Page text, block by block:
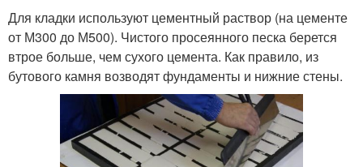
Для кладки используют цементный раствор (на цементе
от М300 до М500). Чистого просеянного песка берется
втрое больше, чем сухого цемента. Как правило, из
бутового камня возводят фундаменты и нижние стены.